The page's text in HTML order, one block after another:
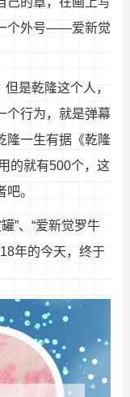
个外号——爱新觉
是乾隆这个人，
个行为，就是弹幕
隆一生有据《乾隆
的就有500个，这
。
”、“爱新觉罗牛
年的今天，终于